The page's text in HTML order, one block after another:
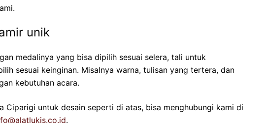
unik
medalinya yang bisa dipilih sesuai selera, tali untuk
sesuai keinginan. Misalnya warna, tulisan yang tertera, dan
kebutuhan acara.
Ciparigi untuk desain seperti di atas, bisa menghubungi kami di
.